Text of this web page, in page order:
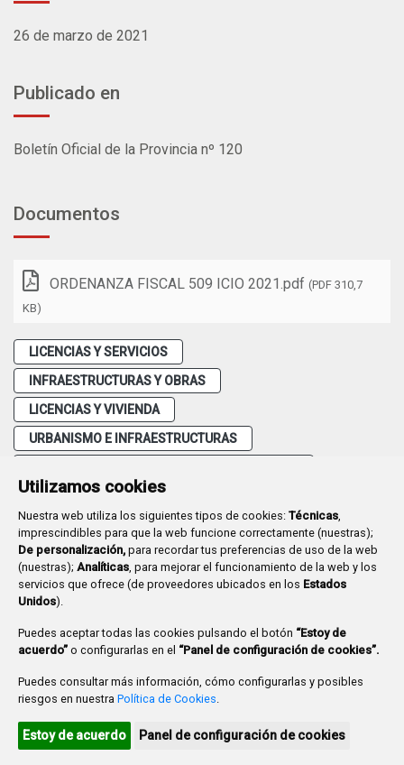
Utilizamos cookies
Nuestra web utiliza los siguientes tipos de cookies: Técnicas,
imprescindibles para que la web funcione correctamente (nuestras);
De personalización, para recordar tus preferencias de uso de la web
(nuestras); Analíticas, para mejorar el funcionamiento de la web y los
servicios que ofrece (de proveedores ubicados en los Estados
Unidos).
Puedes aceptar todas las cookies pulsando el botón “Estoy de
acuerdo” o configurarlas en el “Panel de configuración de cookies”.
Puedes consultar más información, cómo configurarlas y posibles
riesgos en nuestra Política de Cookies.
Estoy de acuerdo Panel de configuración de cookies
26 de marzo de 2021
Publicado en
Boletín Oficial de la Provincia nº 120
Documentos
ORDENANZA FISCAL 509 ICIO 2021.pdf (PDF 310,7
KB)
LICENCIAS Y SERVICIOS
INFRAESTRUCTURAS Y OBRAS
LICENCIAS Y VIVIENDA
URBANISMO E INFRAESTRUCTURAS
Plaza Mayor 1- 09071BURGOS
947 288 800 CIF:P-0906100-C
CONTACTO | AVISOS, QUEJAS Y SUGERENCIAS
CANAL DE DENUNCIAS
MAPA WEB
AVISO LEGAL
PROMUEVE BURGOS